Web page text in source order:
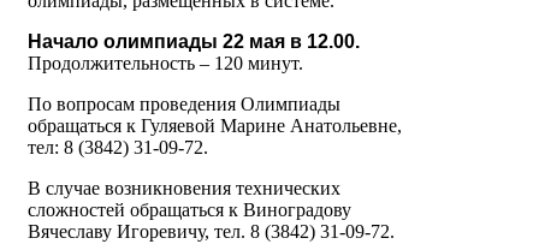
Начало олимпиады 22 мая в 12.00.
Продолжительность – 120 минут.
По вопросам проведения Олимпиады
обращаться к Гуляевой Марине Анатольевне,
тел: 8 (3842) 31-09-72.
В случае возникновения технических
сложностей обращаться к Виноградову
Вячеславу Игоревичу, тел. 8 (3842) 31-09-72.